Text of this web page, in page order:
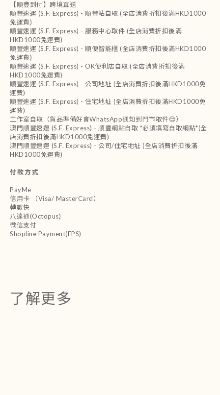
【順豐到付】跨境直送
順豐速運 (S.F. Express) - 順豐站自取 (全店消費折扣後滿HKD1000
免運費)
順豐速運 (S.F. Express) - 服務中心取件 (全店消費折扣後滿
HKD1000免運費)
順豐速運 (S.F. Express) - 順便智能櫃 (全店消費折扣後滿HKD1000
免運費)
順豐速運 (S.F. Express) - OK便利店自取 (全店消費折扣後滿
HKD1000免運費)
順豐速運 (S.F. Express) - 公司地址 (全店消費折扣後滿HKD1000免
運費)
順豐速運 (S.F. Express) - 住宅地址 (全店消費折扣後滿HKD1000免
運費)
工作室自取（貨品準備好會WhatsApp通知到門市取件😊）
澳門順豐速運 (S.F. Express) - 順豐網點自取 *必須填寫自取網點*(全
店消費折扣後滿HKD1000免運費)
澳門順豐速運 (S.F. Express) - 公司/住宅地址 (全店消費折扣後滿
HKD1000免運費)
付款方式
PayMe
信用卡 （Visa/ MasterCard）
轉數快
八達通(Octopus)
微信支付
Shopline Payment(FPS)
了解更多